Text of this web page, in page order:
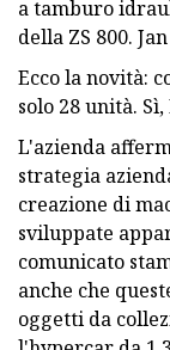
a tamburo
della ZS 800.
Ecco la novità:
solo 28 unità.
L'azienda
strategia
creazione di
sviluppate
comunicato
anche che
oggetti da